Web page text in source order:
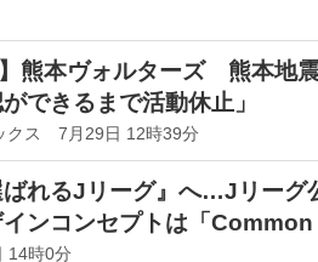
】熊本ヴォルターズ 熊本地
ができるまで活動休止」
クス 7月29日 12時39分
ばれるJリーグ』へ…Jリーグ
ンコンセプトは「Common
時0分